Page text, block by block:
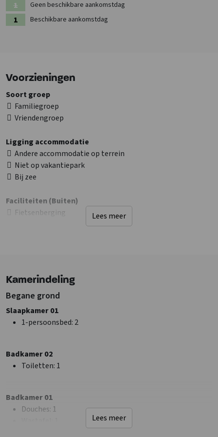
Geen beschikbare aankomstdag
Beschikbare aankomstdag
Voorzieningen
Ligging accommodatie
Andere accommodatie op terrein
Niet op vakantiepark
Bij zee
Faciliteiten (Buiten)
Fietsenberging
Badkamers
Faciliteiten (Binnen)
Zithoek
Wifi
Soort groep
Familiegroep
Vriendengroep
Algemene gegevens
Afstanden tot
Restaurant : < 1 km
Lees meer
Kamerindeling
Begane grond
Slaapkamer 01
1-persoonsbed: 2
Badkamer 02
Toiletten: 1
Badkamer 01
Douches: 1
Lees meer